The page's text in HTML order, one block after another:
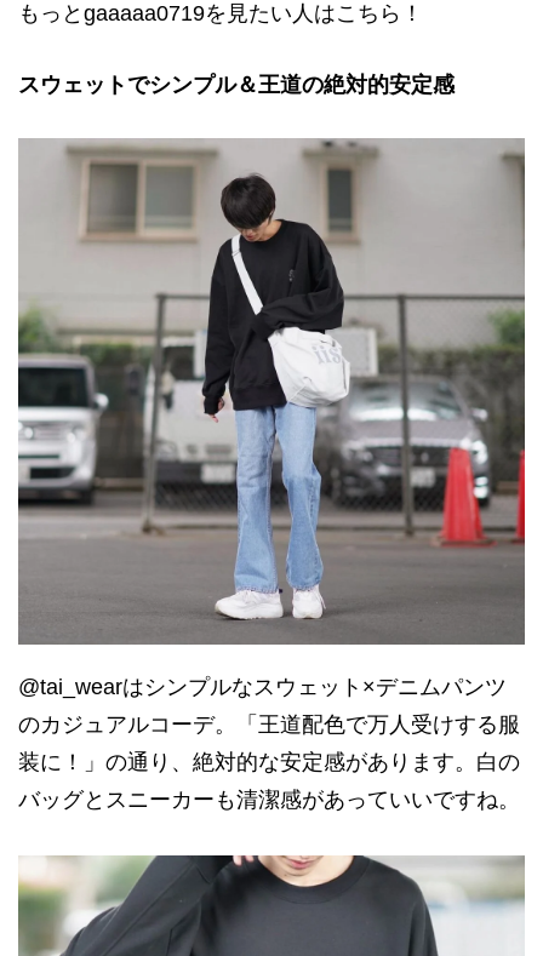
もっとgaaaaa0719を見たい人はこちら！
スウェットでシンプル＆王道の絶対的安定感
@tai_wearはシンプルなスウェット×デニムパンツ
のカジュアルコーデ。「王道配色で万人受けする服
装に！」の通り、絶対的な安定感があります。白の
バッグとスニーカーも清潔感があっていいですね。